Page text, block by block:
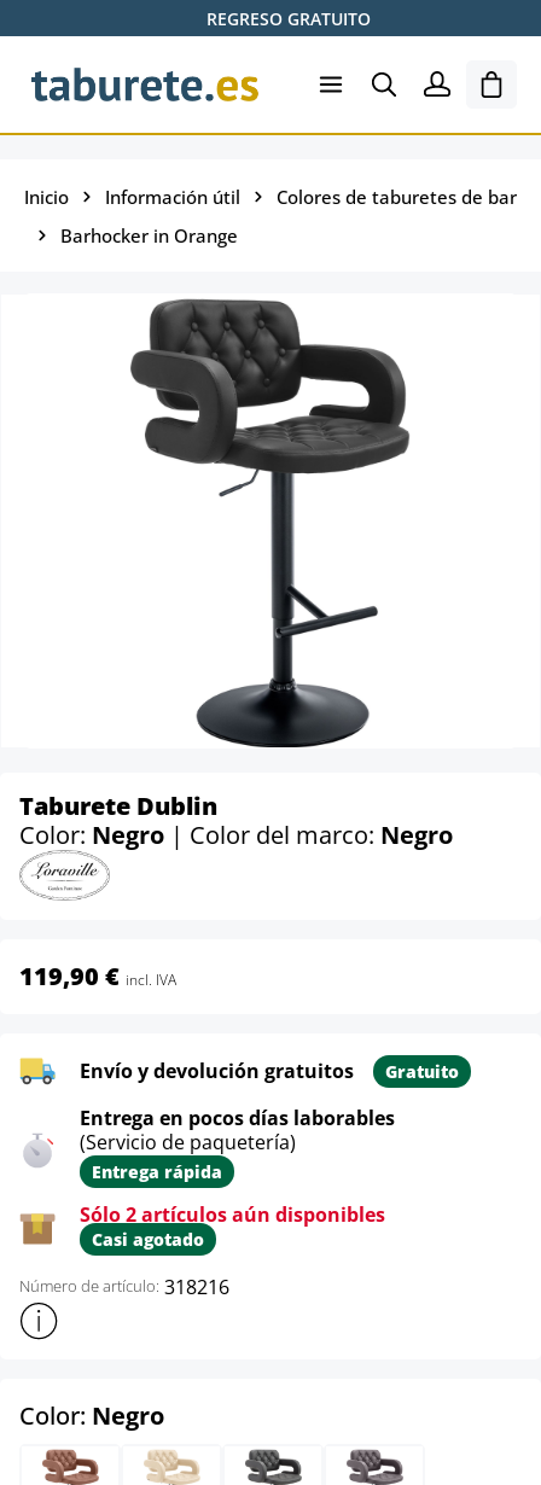
Saltar al contenido principalREGRESO GRATUITO
El
Inicio Información útil
Colores de taburetes de bar
Barhocker in Orange
Taburete Dublin
Color: Negro | Color del marco: Negro
119,90 € incl. IVA
Envío y devolución gratuitos Gratuito
Entrega en pocos días laborables
(Servicio de paquetería)
Entrega rápida
Sólo 2 artículos aún disponibles
Casi agotado
Número de artículo: 318216
Mostrar más información sobre el producto
Color: Negroselect